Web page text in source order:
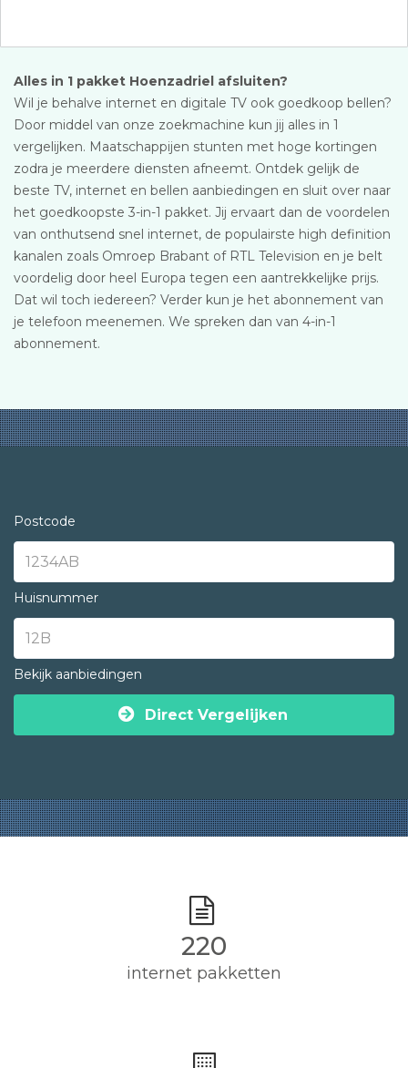
Alles in 1 pakket Hoenzadriel afsluiten?
Wil je behalve internet en digitale TV ook goedkoop bellen?
Door middel van onze zoekmachine kun jij alles in 1
vergelijken. Maatschappijen stunten met hoge kortingen
zodra je meerdere diensten afneemt. Ontdek gelijk de
beste TV, internet en bellen aanbiedingen en sluit over naar
het goedkoopste 3-in-1 pakket. Jij ervaart dan de voordelen
van onthutsend snel internet, de populairste high definition
kanalen zoals Omroep Brabant of RTL Television en je belt
voordelig door heel Europa tegen een aantrekkelijke prijs.
Dat wil toch iedereen? Verder kun je het abonnement van
je telefoon meenemen. We spreken dan van 4-in-1
abonnement.
Postcode
Huisnummer
Bekijk aanbiedingen
Direct Vergelijken
220
internet pakketten